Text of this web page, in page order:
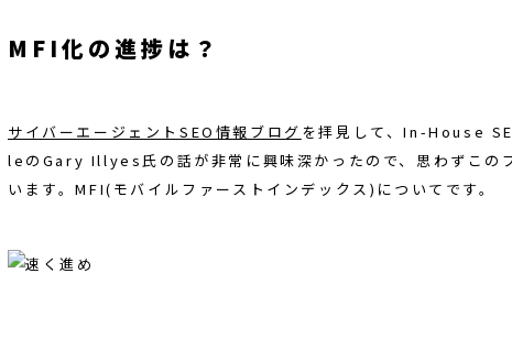
MFI化の進捗は？
サイバーエージェントSEO情報ブログ を拝見して、In-House
leのGary Illyes氏の話が非常に興味深かったので、思わずこの
います。MFI(モバイルファーストインデックス)についてです。